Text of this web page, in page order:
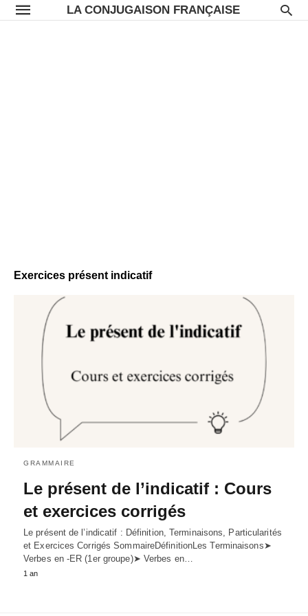
LA CONJUGAISON FRANÇAISE
Exercices présent indicatif
GRAMMAIRE
Le présent de l’indicatif : Cours
et exercices corrigés
Le présent de l’indicatif : Définition, Terminaisons, Particularités
et Exercices Corrigés SommaireDéfinitionLes Terminaisons➤
Verbes en -ER (1er groupe)➤ Verbes en…
1 an